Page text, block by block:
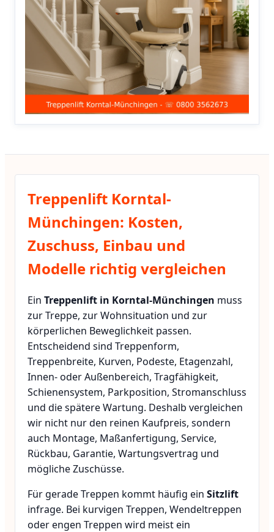
Treppenlift Korntal-
Münchingen: Kosten,
Zuschuss, Einbau und
Modelle richtig vergleichen
Ein Treppenlift in Korntal-Münchingen muss
zur Treppe, zur Wohnsituation und zur
körperlichen Beweglichkeit passen.
Entscheidend sind Treppenform,
Treppenbreite, Kurven, Podeste, Etagenzahl,
Innen- oder Außenbereich, Tragfähigkeit,
Schienensystem, Parkposition, Stromanschluss
und die spätere Wartung. Deshalb vergleichen
wir nicht nur den reinen Kaufpreis, sondern
auch Montage, Maßanfertigung, Service,
Rückbau, Garantie, Wartungsvertrag und
mögliche Zuschüsse.
Für gerade Treppen kommt häufig ein Sitzlift
infrage. Bei kurvigen Treppen, Wendeltreppen
oder engen Treppen wird meist ein